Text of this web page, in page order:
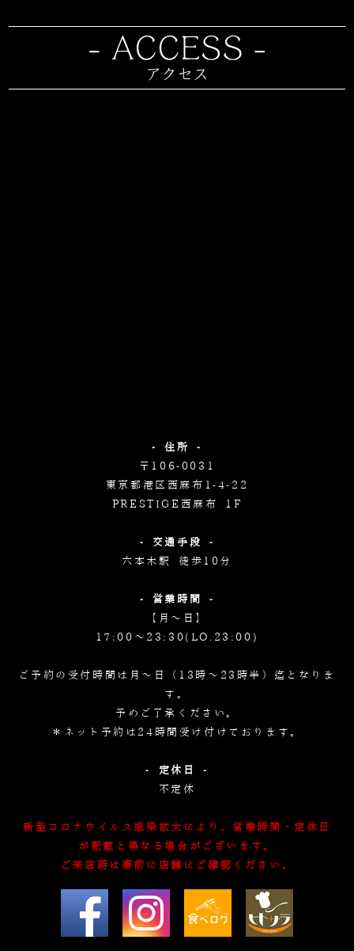
- 住所 -
〒106-0031
東京都港区西麻布1-4-22
PRESTIGE西麻布 1F
- 交通手段 -
六本木駅 徒歩10分
- 営業時間 -
【月～日】
17:00～23:30(LO.23:00)
ご予約の受付時間は月～日（13時～23時半）迄となりま
す。
予めご了承ください。
＊ネット予約は24時間受け付けております。
- 定休日 -
不定休
新型コロナウイルス感染拡大により、営業時間・定休日
が記載と異なる場合がございます。
ご来店時は事前に店舗にご確認ください。